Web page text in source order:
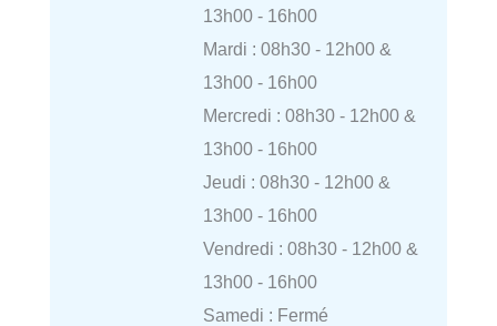
13h00 - 16h00
Mardi : 08h30 - 12h00 &
13h00 - 16h00
Mercredi : 08h30 - 12h00 &
13h00 - 16h00
Jeudi : 08h30 - 12h00 &
13h00 - 16h00
Vendredi : 08h30 - 12h00 &
13h00 - 16h00
Samedi : Fermé